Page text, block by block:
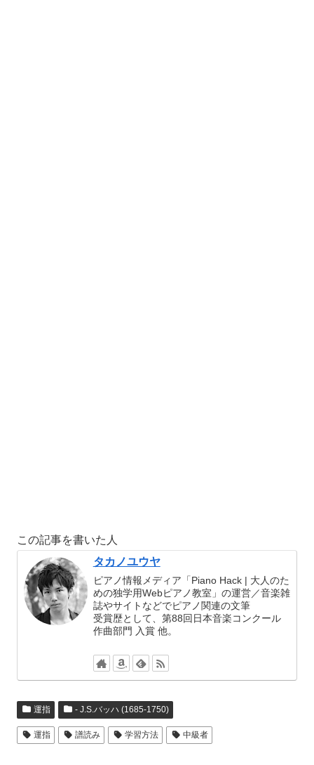
この記事を書いた人
タカノユウヤ
ピアノ情報メディア「Piano Hack | 大人のた
めの独学用Webピアノ教室」の運営／音楽雑
誌やサイトなどでピアノ関連の文筆
受賞歴として、第88回日本音楽コンクール
作曲部門 入賞 他。
運指 - J.S.バッハ (1685-1750)
運指 譜読み 学習方法 中級者